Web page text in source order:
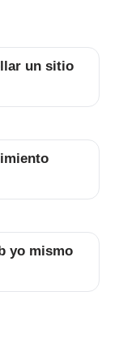
un sitio
yo mismo